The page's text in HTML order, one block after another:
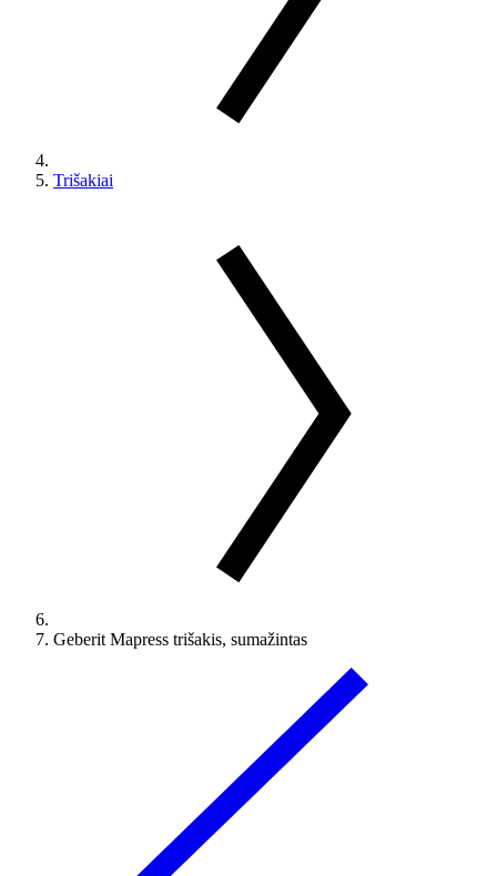
Trišakiai
Geberit Mapress trišakis, sumažintas